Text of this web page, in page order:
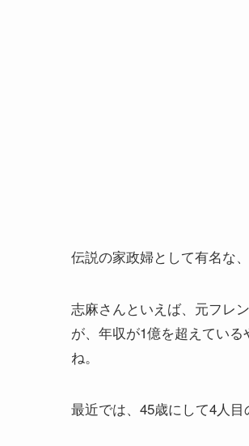
伝説の家政婦として有名な
志麻さんといえば、元フレ
が、年収が1億を超えてい
ね。
最近では、45歳にして4人